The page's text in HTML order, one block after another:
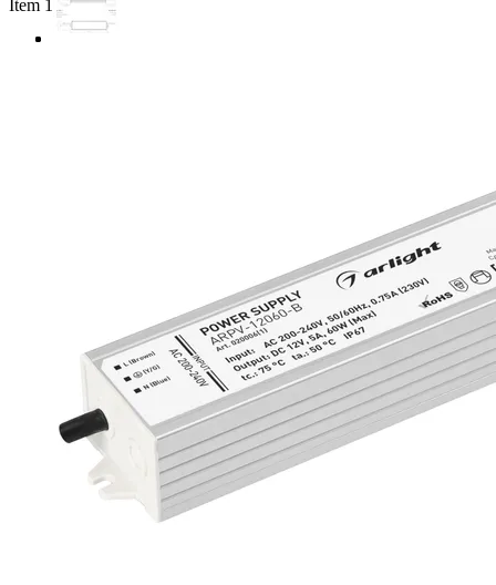
Item 1 of 3